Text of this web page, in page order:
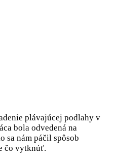
plávajúcej podlahy v
bola odvedená na
sa nám páčil spôsob
čo vytknúť.